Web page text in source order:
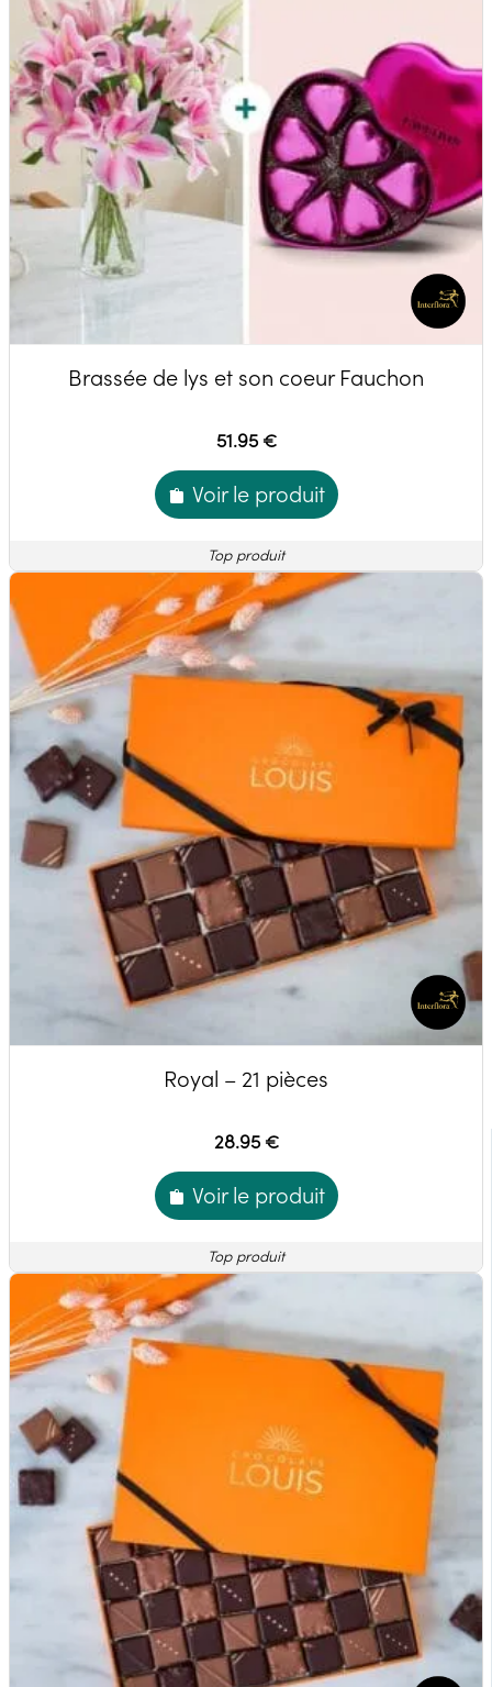
Brassée de lys et son coeur Fauchon
51.95 €
Voir le produit
Top produit
Royal – 21 pièces
28.95 €
Voir le produit
Top produit